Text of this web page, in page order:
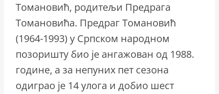
Томановић, родитељи Предрага
Томановића. Предраг Томановић
(1964-1993) у Српском народном
позоришту био је ангажован од 1988.
године, а за непуних пет сезона
одиграо је 14 улога и добио шест